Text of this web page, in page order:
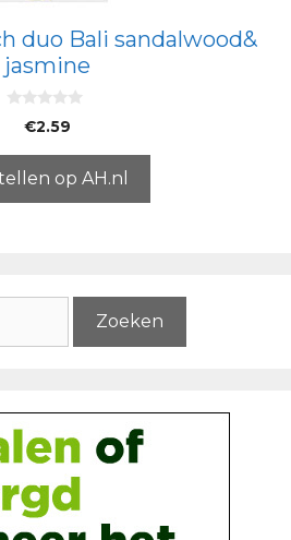
duo Bali sandalwood&
jasmine
5
€2.59
op AH.nl
Zoeken